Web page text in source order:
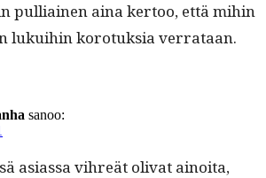
pul­li­ainen aina ker­too, että mihin
lukui­hin koro­tuk­sia verrataan.
sanoo:
asi­as­sa vihreät oli­vat ain­oi­ta,